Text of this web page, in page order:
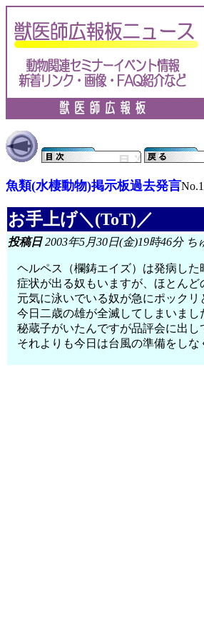
魚類(水棲動物)掲示板過去発言
お手上げ＼(ToT)／
投稿日2003年5月30日(金)19時46分 ち
ヘルペス（欄鋳エイズ）は発病した
症状が出る奴もいますが、ほとんど
元気に泳いでいる奴が急にポックリ
今日二歳の雄が全滅してしまいまし
秘蔵子がいたんですが品評会に出し
それよりも今日は台風の準備をしな